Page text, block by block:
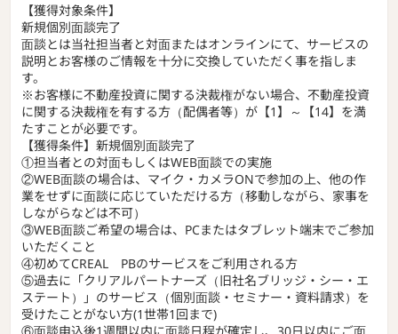
【獲得対象条件】
新規個別面談完了
面談とは当社担当者と対面またはオンラインにて、サービスの
説明とお客様のご情報を十分に交換していただく事を指しま
す。
※お客様に不動産投資に関する決裁権がない場合、不動産投資
に関する決裁権を有する方（配偶者等）が【1】～【14】を満
たすことが必要です。
【獲得条件】新規個別面談完了
①担当者との対面もしくはWEB面談での実施
②WEB面談の場合は、マイク・カメラONで参加の上、他の作
業をせずに面談に応じていただける方（移動しながら、家事を
しながらなどは不可）
③WEB面談ご希望の場合は、PCまたはタブレット端末でご参加
いただくこと
④初めてCREAL PBのサービスをご利用される方
⑤過去に「クリアルパートナーズ（旧社名ブリッジ・シー・エ
ステート）」のサービス（個別面談・セミナー・資料請求）を
受けたことがない方(1世帯1回まで)
⑥面談申込後1週間以内に面談日程が確定し、30日以内にご面